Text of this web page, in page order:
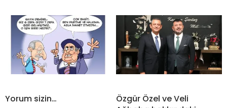
Yorum sizin…
Özgür Özel ve Veli